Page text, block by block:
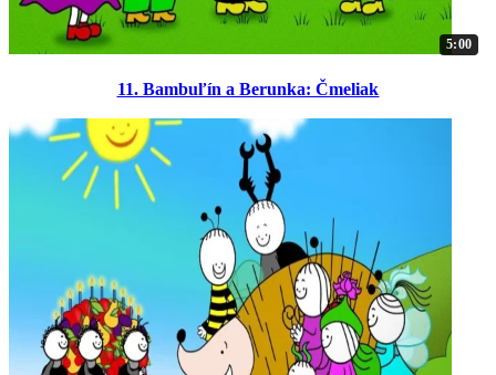
5:00
11. Bambuľín a Berunka: Čmeliak